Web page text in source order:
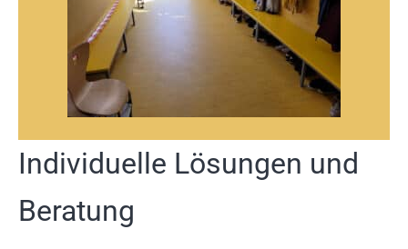
Individuelle Lösungen und
Beratung